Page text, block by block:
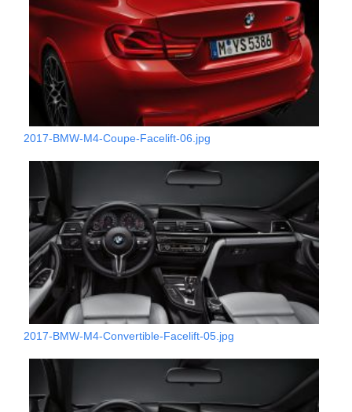
2017-BMW-M4-Coupe-Facelift-06.jpg
2017-BMW-M4-Convertible-Facelift-05.jpg